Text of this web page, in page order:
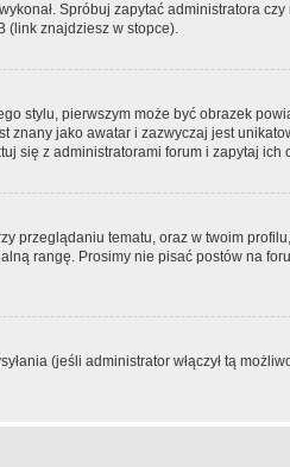
Spróbuj zapytać administratora
(link znajdziesz w stopce).
stylu, pierwszym może być obrazek
jako awatar i zazwyczaj jest
się z administratorami forum i zapytaj ich
tematu, oraz w twoim
rangę. Prosimy nie pisać postów na
(jeśli administrator włączył tą